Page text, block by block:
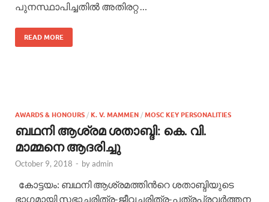
പുനസ്ഥാപിച്ചതില്‍ അതിരറ്റ …
READ MORE
AWARDS & HONOURS / K. V. MAMMEN / MOSC KEY PERSONALITIES
ബഥനി ആശ്രമ ശതാബ്ദി: കെ. വി.
മാമ്മനെ ആദരിച്ചു
October 9, 2018 - byadmin
കോട്ടയം: ബഥനി ആശ്രമത്തിന്‍റെ ശതാബ്ദിയുടെ
ഭാഗമായി സഭാചരിത്ര-ജീവചരിത്ര-പത്രപ്രവര്‍ത്തന